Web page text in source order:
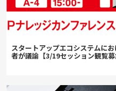
スタートアップエコシステムに
者が議論【3/19セッション観覧募